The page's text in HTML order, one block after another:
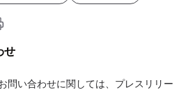
せ
問い合わせに関しては、プレスリリー